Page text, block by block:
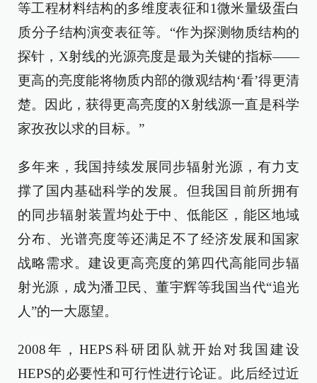
等工程材料结构的多维度表征和1微米量级蛋白
质分子结构演变表征等。“作为探测物质结构的
探针，X射线的光源亮度是最为关键的指标——
更高的亮度能将物质内部的微观结构‘看’得更清
楚。因此，获得更高亮度的X射线源一直是科学
家孜孜以求的目标。”
多年来，我国持续发展同步辐射光源，有力支
撑了国内基础科学的发展。但我国目前所拥有
的同步辐射装置均处于中、低能区，能区地域
分布、光谱亮度等还满足不了经济发展和国家
战略需求。建设更高亮度的第四代高能同步辐
射光源，成为潘卫民、董宇辉等我国当代“追光
人”的一大愿望。
2008年，HEPS科研团队就开始对我国建设
HEPS的必要性和可行性进行论证。此后经过近